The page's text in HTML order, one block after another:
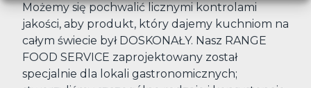
Możemy się pochwalić licznymi kontrolami
jakości, aby produkt, który dajemy kuchniom na
całym świecie był DOSKONAŁY. Nasz RANGE
FOOD SERVICE zaprojektowany został
specjalnie dla lokali gastronomicznych;